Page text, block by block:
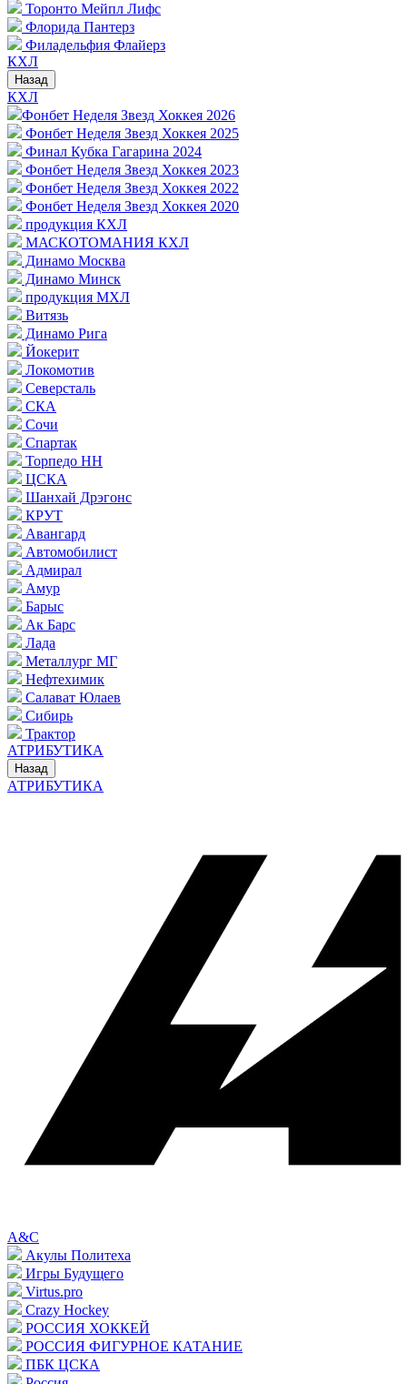
Торонто Мейпл Лифс
Флорида Пантерз
Филадельфия Флайерз
КХЛ
Назад
КХЛ
Фонбет Неделя Звезд Хоккея 2026
Фонбет Неделя Звезд Хоккея 2025
Финал Кубка Гагарина 2024
Фонбет Неделя Звезд Хоккея 2023
Фонбет Неделя Звезд Хоккея 2022
Фонбет Неделя Звезд Хоккея 2020
продукция КХЛ
МАСКОТОМАНИЯ КХЛ
Динамо Москва
Динамо Минск
продукция МХЛ
Витязь
Динамо Рига
Йокерит
Локомотив
Северсталь
СКА
Сочи
Спартак
Торпедо НН
ЦСКА
Шанхай Дрэгонс
КРУТ
Авангард
Автомобилист
Адмирал
Амур
Барыс
Ак Барс
Лада
Металлург МГ
Нефтехимик
Салават Юлаев
Сибирь
Трактор
АТРИБУТИКА
Назад
АТРИБУТИКА
A&C
Акулы Политеха
Игры Будущего
Virtus.pro
Crazy Hockey
РОССИЯ ХОККЕЙ
РОССИЯ ФИГУРНОЕ КАТАНИЕ
ПБК ЦСКА